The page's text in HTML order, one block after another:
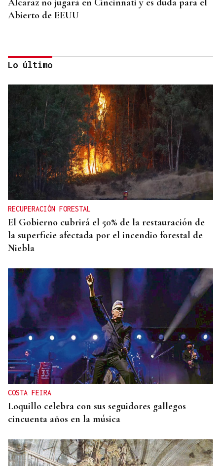
Alcaraz no jugará en Cincinnati y es duda para el
Abierto de EEUU
SUSTITUTO DEL OURENSANO
Vázquez Alvite, nuevo presidente del Comité
Técnico en Galicia
Lo último
RECUPERACIÓN FORESTAL
El Gobierno cubrirá el 50% de la restauración de
la superficie afectada por el incendio forestal de
Niebla
COSTA FEIRA
Loquillo celebra con sus seguidores gallegos
cincuenta años en la música